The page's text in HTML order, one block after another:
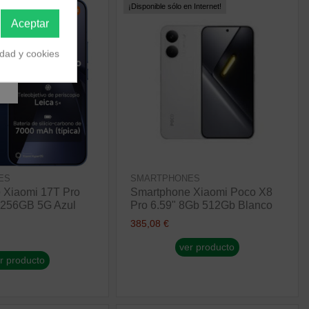
Xiaomi 17T Pro
5G Azul
producto
¡Disponible sólo en Internet!
SMARTPHONES
Smartphone Xiaomi Poco X8
Pro 6.59" 8Gb 512Gb Blanco
385,08 €
ver producto
Aceptar
y cookies